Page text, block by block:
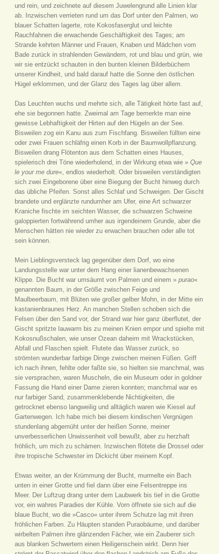
und rein, und zeichnete auf diesem Juwelengrund alle Linien klar
ab. Inzwischen verrieten rund um das Dorf unter den Palmen, wo
blauer Schatten lagerte, rote Kokosfaserglut und leichte
Rauchfahnen die erwachende Geschäftigkeit des Tages; am
Strande kehrten Männer und Frauen, Knaben und Mädchen vom
Bade zurück in strahlenden Gewändern, rot und blau und grün, wie
wir sie entzückt schauten in den bunten kleinen Bilderbüchern
unserer Kindheit, und bald darauf hatte die Sonne den östlichen
Hügel erklommen, und der Glanz des Tages lag über allem.
Das Leuchten wuchs und mehrte sich, alle Tätigkeit hörte fast auf,
ehe sie begonnen hatte. Zweimal am Tage bemerkte man eine
gewisse Lebhaftigkeit der Hirten auf den Hügeln an der See.
Bisweilen zog ein Kanu aus zum Fischfang. Bisweilen füllten eine
oder zwei Frauen schläfrig einen Korb in der Baumwollpflanzung.
Bisweilen drang Flötenton aus dem Schatten eines Hauses,
spielerisch drei Töne wiederholend, in der Wirkung etwa wie » Que
le your me dure«, endlos wiederholt. Oder bisweilen verständigten
sich zwei Eingeborene über eine Biegung der Bucht hinweg durch
das übliche Pfeifen. Sonst alles Schlaf und Schweigen. Der Gischt
brandete und erglänzte rundumher am Ufer, eine Art schwarzer
Kraniche fischte im seichten Wasser, die schwarzen Schweine
galoppierten fortwährend umher aus irgendeinem Grunde, aber die
Menschen hätten nie wieder zu erwachen brauchen oder alle tot
sein können.
Mein Lieblingsversteck lag gegenüber dem Dorf, wo eine
Landungsstelle war unter dem Hang einer lianenbewachsenen
Klippe. Die Bucht war umsäumt von Palmen und einem » purao«
genannten Baum, in der Größe zwischen Feige und
Maulbeerbaum, mit Blüten wie großer gelber Mohn, in der Mitte ein
kastanienbraunes Herz. An manchen Stellen schoben sich die
Felsen über den Sand vor, der Strand war hier ganz überflutet, der
Gischt spritzte lauwarm bis zu meinen Knien empor und spielte mit
Kokosnußschalen, wie unser Ozean daheim mit Wrackstücken,
Abfall und Flaschen spielt. Flutete das Wasser zurück, so
strömten wunderbar farbige Dinge zwischen meinen Füßen. Griff
ich nach ihnen, fehlte oder faßte sie, so hielten sie manchmal, was
sie versprachen, waren Muscheln, die ein Museum oder in goldner
Fassung die Hand einer Dame zieren konnten; manchmal war es
nur farbiger Sand, zusammenklebende Nichtigkeiten, die
getrocknet ebenso langweilig und alltäglich waren wie Kiesel auf
Gartenwegen. Ich habe mich bei diesem kindischen Vergnügen
stundenlang abgemüht unter der heißen Sonne, meiner
unverbesserlichen Unwissenheit voll bewußt, aber zu herzhaft
fröhlich, um mich zu schämen. Inzwischen flötete die Drossel oder
ihre tropische Schwester im Dickicht über meinem Kopf.
Etwas weiter, an der Krümmung der Bucht, murmelte ein Bach
unten in einer Grotte und fiel dann über eine Felsentreppe ins
Meer. Der Luftzug drang unter dem Laubwerk bis tief in die Grotte
vor, ein wahres Paradies der Kühle. Vorn öffnete sie sich auf die
blaue Bucht, wo die »Casco« unter ihrem Schutze lag mit ihren
fröhlichen Farben. Zu Häupten standen Puraobäume, und darüber
wirbelten Palmen ihre glänzenden Fächer, wie ein Zauberer sich
aus blanken Schwertern einen Heiligenschein wirkt. Denn hier